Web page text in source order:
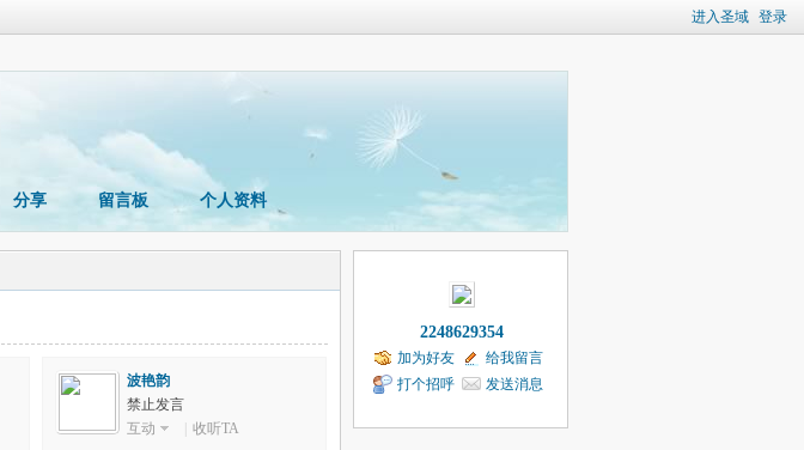
进入圣域 登录
分享 留言板 个人资料
波艳韵
禁止发言
互动
收听TA
2248629354
加为好友
给我留言
打个招呼
发送消息